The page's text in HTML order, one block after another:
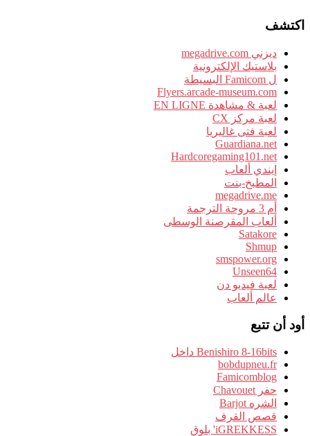
اكتشف
ديزني megadrive.com
بلاستيك الإلكترونية
ل Famicom البسيطة
Flyers.arcade-museum.com
لعبة & مشاهدة EN LIGNE
لعبة مركز CX
لعبة فتى غاليريا
Guardiana.net
Hardcoregaming101.net
إيندي ألعاب
المطبخ-بنت
megadrive.me
أم 3 مروحة الترجمة
ألعاب المقرصنة الوسطى
Satakore
Shmup
smspower.org
Unseen64
لعبة فيديو دن
عالم ألعاب
أود أن تتبع
Benishiro 8-16bits داخل
bobdupneu.fr
Famicomblog
حفر Chavouet
الشره Barjot
قصص القرف
iGREKKESS' بلوق